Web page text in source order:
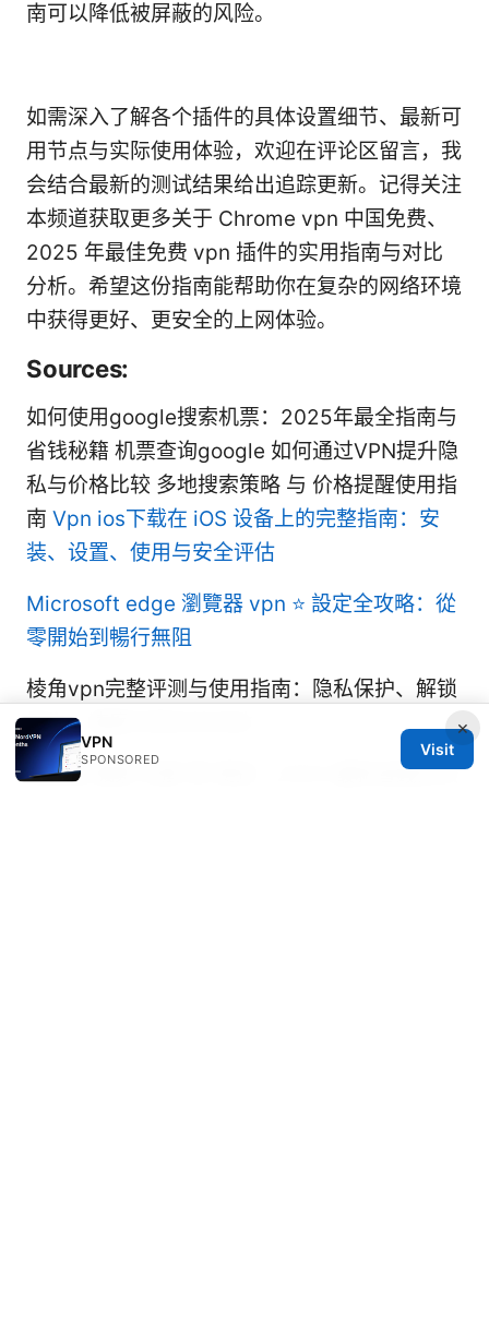
南可以降低被屏蔽的风险。
如需深入了解各个插件的具体设置细节、最新可
用节点与实际使用体验，欢迎在评论区留言，我
会结合最新的测试结果给出追踪更新。记得关注
本频道获取更多关于 Chrome vpn 中国免费、
2025 年最佳免费 vpn 插件的实用指南与对比
分析。希望这份指南能帮助你在复杂的网络环境
中获得更好、更安全的上网体验。
Sources:
如何使用google搜索机票：2025年最全指南与
省钱秘籍 机票查询google 如何通过VPN提升隐
私与价格比较 多地搜索策略 与 价格提醒使用指
南 Vpn ios下载在 iOS 设备上的完整指南：安
装、设置、使用与安全评估
Microsoft edge 瀏覽器 vpn ⭐ 設定全攻略：從
零開始到暢行無阻
棱角vpn完整评测与使用指南：隐私保护、解锁
能力、速度与性价比对比
新加坡 機票 怎麼 買 便宜：2025 最新省錢全攻
×
VPN
SPONSORED
Visit